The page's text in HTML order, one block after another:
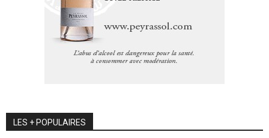
LES + POPULAIRES